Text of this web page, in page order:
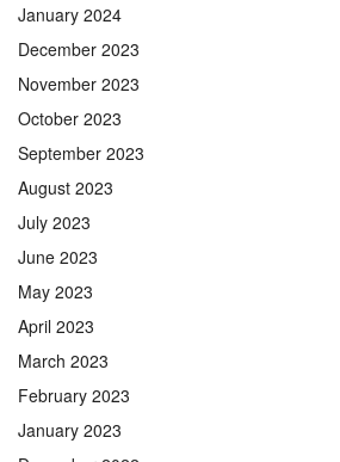
January 2024
December 2023
November 2023
October 2023
September 2023
August 2023
July 2023
June 2023
May 2023
April 2023
March 2023
February 2023
January 2023